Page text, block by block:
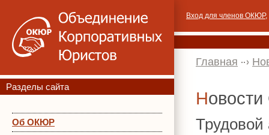
Разделы сайта
Об ОКЮР
Вход для членов ОКЮР,
Главная